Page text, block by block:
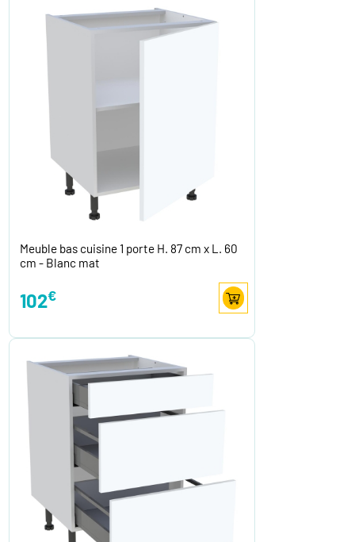
Meuble bas cuisine 1 porte H. 87 cm x L. 60
cm - Blanc mat
102€